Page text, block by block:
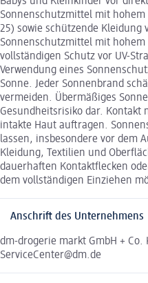
Sonnenschutzmittel mit hohem
25) sowie schützende Kleidung
Sonnenschutzmittel mit
vollständigen Schutz vor UV-
Verwendung eines
Sonne. Jeder Sonnenbrand
vermeiden. Übermäßiges
Gesundheitsrisiko dar. Kontakt
intakte Haut auftragen.
lassen, insbesondere vor dem
Kleidung, Textilien und
dauerhaften Kontaktflecken
dem vollständigen Einziehen
Anschrift des Unternehmens
dm-drogerie markt GmbH + Co.
ServiceCenter@dm.de